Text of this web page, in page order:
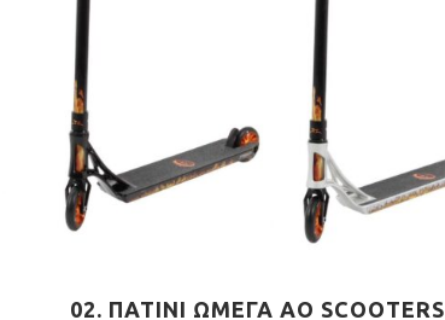
02. ΠΑΤΙΝΙ ΩΜΕΓΑ AO SCOOTERS